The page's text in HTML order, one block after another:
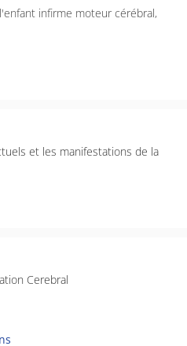
infirme moteur cérébral,
et les manifestations de la
Cerebral